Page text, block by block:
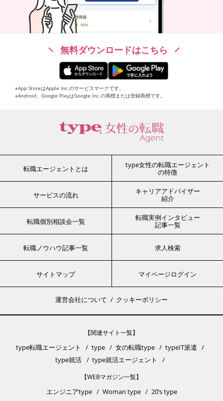
無料ダウンロードはこちら
※App StoreはApple Inc.のサービスマークです。
※Android、Google PlayはGoogle Inc.の商標または登録商標です。
転職エージェントとは
type女性の転職エージェント
の特徴
サービスの流れ
キャリアアドバイザー
紹介
転職個別相談会一覧
転職実例インタビュー
記事一覧
転職ノウハウ記事一覧 求人検索
サイトマップ マイページログイン
運営会社について クッキーポリシー
【関連サイト一覧】
type転職エージェント type 女の転職type
typeIT派遣
type就活
type就活エージェント
【WEBマガジン一覧】
エンジニアtype Woman type 20’s type